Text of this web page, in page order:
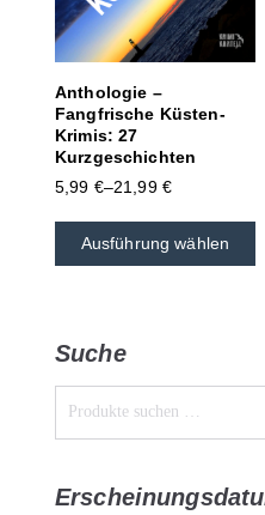
Anthologie –
Fangfrische Küsten-
Krimis: 27
Kurzgeschichten
5,99 €–21,99 €
Ausführung wählen
Suche